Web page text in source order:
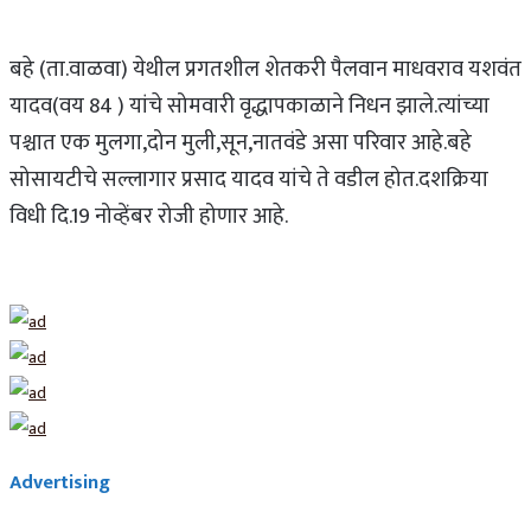
बहे (ता.वाळवा) येथील प्रगतशील शेतकरी पैलवान माधवराव यशवंत
यादव(वय 84 ) यांचे सोमवारी वृद्धापकाळाने निधन झाले.त्यांच्या
पश्चात एक मुलगा,दोन मुली,सून,नातवंडे असा परिवार आहे.बहे
सोसायटीचे सल्लागार प्रसाद यादव यांचे ते वडील होत.दशक्रिया
विधी दि.19 नोव्हेंबर रोजी होणार आहे.
Advertising